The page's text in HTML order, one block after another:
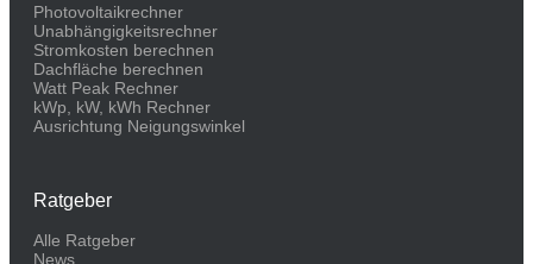
Photovoltaikrechner
Unabhängigkeitsrechner
Stromkosten berechnen
Dachfläche berechnen
Watt Peak Rechner
kWp, kW, kWh Rechner
Ausrichtung Neigungswinkel
Ratgeber
Alle Ratgeber
News